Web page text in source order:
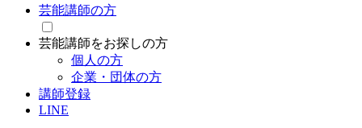
芸能講師の方
芸能講師をお探しの方
個人の方
企業・団体の方
講師登録
LINE